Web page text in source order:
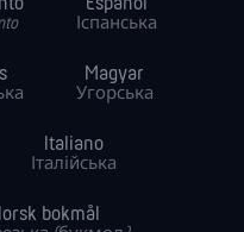
Іспанська
Magyar
Угорська
Italiano
Італійська
bokmål